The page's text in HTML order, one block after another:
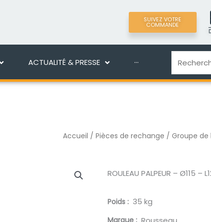
SUIVEZ VOTRE
COMMANDE
ACTUALITÉ & PRESSE ···
ACTUALITÉ &
Accueil / Pièces de rechange / Groupe de
ROULEAU PALPEUR – Ø115 –
Poids 35 kg